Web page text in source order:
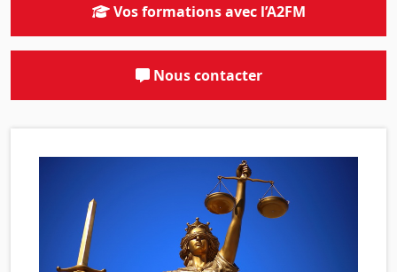
Vos formations avec l’A2FM
Nous contacter